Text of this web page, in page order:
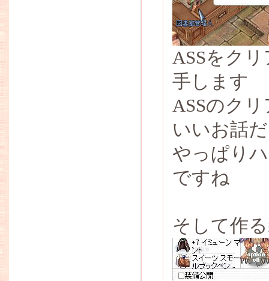
ASSをク
手します
ASSのク
いいお話
やっぱり
ですね
そして作